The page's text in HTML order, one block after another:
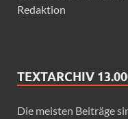
Redaktion
TEXTARCHIV
Die meisten Beiträge